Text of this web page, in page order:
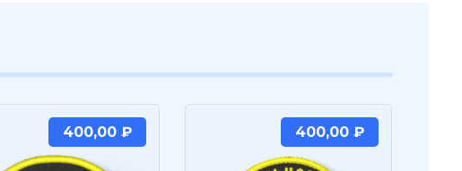
400,00 ₽ 400,00 ₽